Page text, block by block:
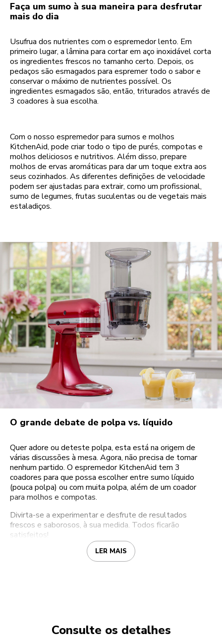
Faça um sumo à sua maneira para desfrutar
mais do dia
Usufrua dos nutrientes com o espremedor lento. Em
primeiro lugar, a lâmina para cortar em aço inoxidável corta
os ingredientes frescos no tamanho certo. Depois, os
pedaços são esmagados para espremer todo o sabor e
conservar o máximo de nutrientes possível. Os
ingredientes esmagados são, então, triturados através de
3 coadores à sua escolha.
Com o nosso espremedor para sumos e molhos
KitchenAid, pode criar todo o tipo de purés, compotas e
molhos deliciosos e nutritivos. Além disso, prepare
molhos de ervas aromáticas para dar um toque extra aos
seus cozinhados. As diferentes definições de velocidade
podem ser ajustadas para extrair, como um profissional,
sumo de legumes, frutas suculentas ou de vegetais mais
estaladiços.
O grande debate de polpa vs. líquido
Quer adore ou deteste polpa, esta está na origem de
várias discussões à mesa. Agora, não precisa de tomar
nenhum partido. O espremedor KitchenAid tem 3
coadores para que possa escolher entre sumo líquido
(pouca polpa) ou com muita polpa, além de um coador
para molhos e compotas.
Divirta-se a experimentar e desfrute de resultados
frescos e saborosos, à sua medida. Todos ficarão
satisfeitos!
LER MAIS
Consulte os detalhes